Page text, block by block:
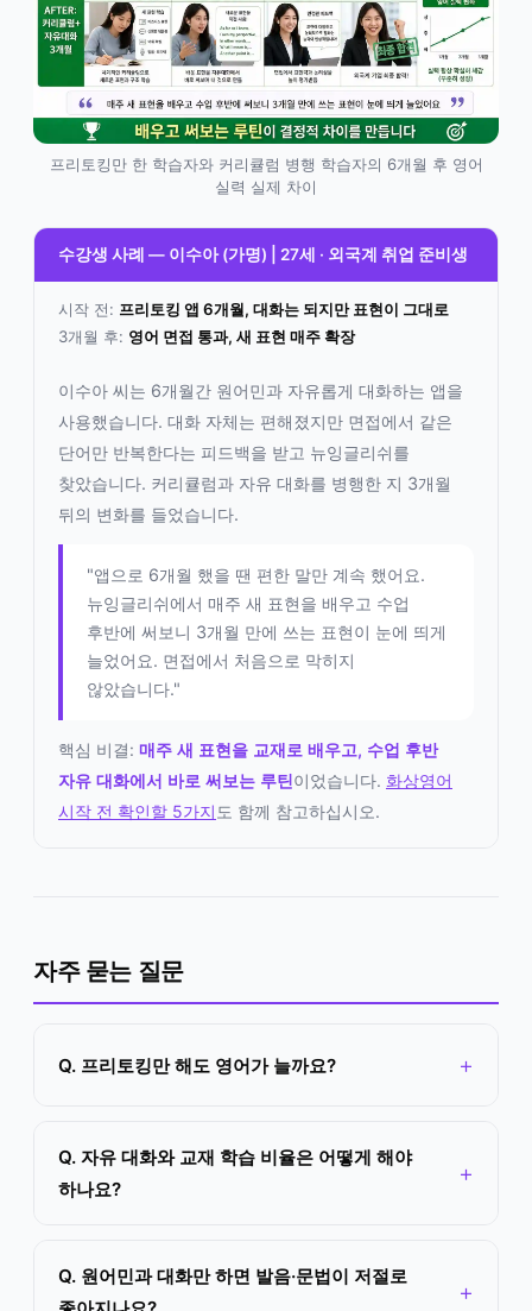
프리토킹만 한 학습자와 커리큘럼 병행 학습자의 6개월 후 영어
실력 실제 차이
수강생 사례 — 이수아 (가명) | 27세 · 외국계 취업 준비생
시작 전: 프리토킹 앱 6개월, 대화는 되지만 표현이 그대로
3개월 후: 영어 면접 통과, 새 표현 매주 확장
이수아 씨는 6개월간 원어민과 자유롭게 대화하는 앱을
사용했습니다. 대화 자체는 편해졌지만 면접에서 같은
단어만 반복한다는 피드백을 받고 뉴잉글리쉬를
찾았습니다. 커리큘럼과 자유 대화를 병행한 지 3개월
뒤의 변화를 들었습니다.
"앱으로 6개월 했을 땐 편한 말만 계속 했어요.
뉴잉글리쉬에서 매주 새 표현을 배우고 수업
후반에 써보니 3개월 만에 쓰는 표현이 눈에 띄게
늘었어요. 면접에서 처음으로 막히지
않았습니다."
핵심 비결: 매주 새 표현을 교재로 배우고, 수업 후반
자유 대화에서 바로 써보는 루틴이었습니다. 화상영어
시작 전 확인할 5가지 도 함께 참고하십시오.
자주 묻는 질문
Q. 프리토킹만 해도 영어가 늘까요?
Q. 자유 대화와 교재 학습 비율은 어떻게 해야
하나요?
Q. 원어민과 대화만 하면 발음·문법이 저절로